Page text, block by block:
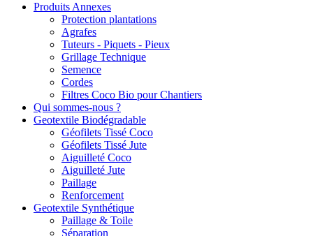
Produits Annexes
Protection plantations
Agrafes
Tuteurs - Piquets - Pieux
Grillage Technique
Semence
Cordes
Filtres Coco Bio pour Chantiers
Qui sommes-nous ?
Geotextile Biodégradable
Géofilets Tissé Coco
Géofilets Tissé Jute
Aiguilleté Coco
Aiguilleté Jute
Paillage
Renforcement
Geotextile Synthétique
Paillage & Toile
Séparation